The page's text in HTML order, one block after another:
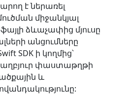
է ներառել
միջանկյալ
ձևաչափից մյուսը
անցումները
SDK ի կողմից՝
փաստաթղթի
և